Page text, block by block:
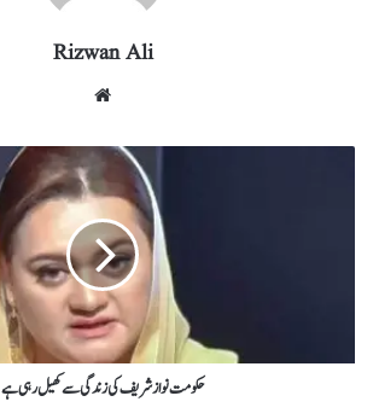
Rizwan Ali
حکومت نواز شریف کی زندگی سے کھیل رہی ہے